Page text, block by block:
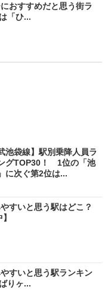
おすすめだと思う街ラ
「ひ...
池袋線】駅別乗降人員ラ
グTOP30！ 1位の「池
に次ぐ第2位は...
すいと思う駅はどこ？
すいと思う駅ランキン
りヶ...